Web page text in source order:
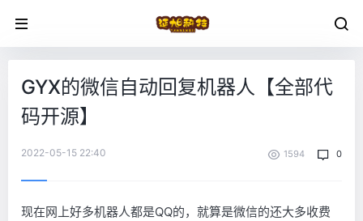
GYX的微信自动回复机器人【全部代
码开源】
2022-05-15 22:40 1594 0
现在网上好多机器人都是QQ的，就算是微信的还大多收费